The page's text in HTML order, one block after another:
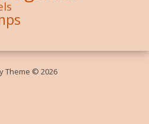
Theme © 2026